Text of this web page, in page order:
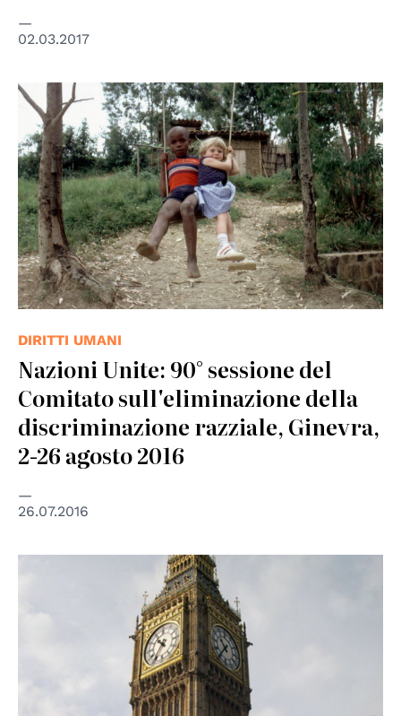
02.03.2017
© UNESCO
DIRITTI UMANI
Nazioni Unite: 90° sessione del
Comitato sull'eliminazione della
discriminazione razziale, Ginevra,
2-26 agosto 2016
26.07.2016
© Centro diritti umani - Università di Padova